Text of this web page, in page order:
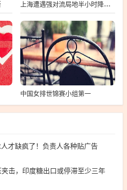
上海遭遇强对流局地半小时降温13℃
中国女排世锦赛小组第一
才缺疯了！负责人各种贴广告
击，印度糖出口或停滞至少三年